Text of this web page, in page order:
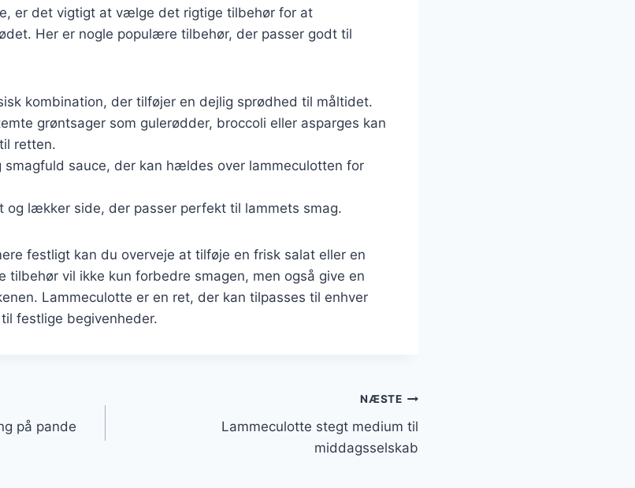
er det vigtigt at vælge det rigtige tilbehør for at
Her er nogle populære tilbehør, der passer godt til
kombination, der tilføjer en dejlig sprødhed til måltidet.
grøntsager som gulerødder, broccoli eller asparges kan
retten.
smagfuld sauce, der kan hældes over lammeculotten for
og lækker side, der passer perfekt til lammets smag.
festligt kan du overveje at tilføje en frisk salat eller en
tilbehør vil ikke kun forbedre smagen, men også give en
Lammeculotte er en ret, der kan tilpasses til enhver
festlige begivenheder.
på pande
NÆSTE
Lammeculotte stegt medium til
middagsselskab